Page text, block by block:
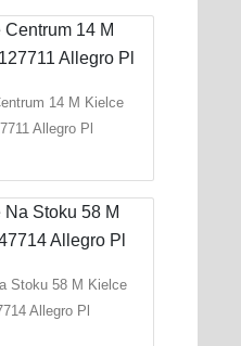
14 M Kielce
Allegro Pl
Stoku 58 M Kielce
Allegro Pl